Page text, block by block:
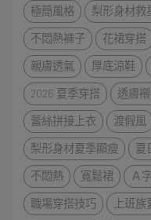
極簡風格
梨形身材救
不悶熱褲子
花裙穿搭
親膚透氣
厚底涼鞋
2026 夏季穿搭
透膚
蕾絲拼接上衣
渡假風
梨形身材夏季顯瘦
夏
不悶熱
寬鬆裙 Ａ
職場穿搭技巧
上班